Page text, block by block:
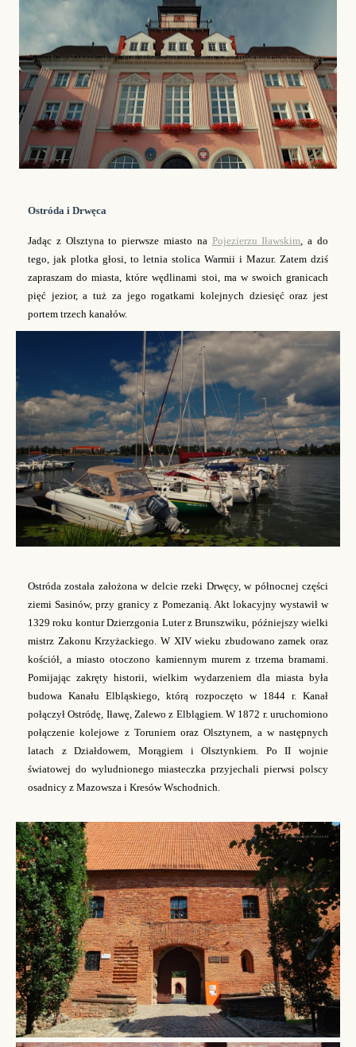
Ostróda i Drwęca
Jadąc z Olsztyna to pierwsze miasto na Pojezierzu Iławskim , a do
tego, jak plotka głosi, to letnia stolica Warmii i Mazur. Zatem dziś
zapraszam do miasta, które wędlinami stoi, ma w swoich granicach
pięć jezior, a tuż za jego rogatkami kolejnych dziesięć oraz jest
portem trzech kanałów.
Ostróda została założona w delcie rzeki Drwęcy, w północnej części
ziemi Sasinów, przy granicy z Pomezanią. Akt lokacyjny wystawił w
1329 roku kontur Dzierzgonia Luter z Brunszwiku, późniejszy wielki
mistrz Zakonu Krzyżackiego. W XIV wieku zbudowano zamek oraz
kościół, a miasto otoczono kamiennym murem z trzema bramami.
Pomijając zakręty historii, wielkim wydarzeniem dla miasta była
budowa Kanału Elbląskiego, którą rozpoczęto w 1844 r. Kanał
połączył Ostródę, Iławę, Zalewo z Elblągiem. W 1872 r. uruchomiono
połączenie kolejowe z Toruniem oraz Olsztynem, a w następnych
latach z Działdowem, Morągiem i Olsztynkiem. Po II wojnie
światowej do wyludnionego miasteczka przyjechali pierwsi polscy
osadnicy z Mazowsza i Kresów Wschodnich.